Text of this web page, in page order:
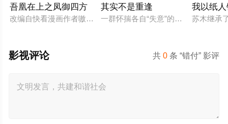
吾凰在上之凤御四方
改编自快看漫画作者嗷小泽的独家连载漫画《吾凰在上》。 现
其实不是重逢
一群怀揣各自“失意”的年轻人，在沿
我以纸
苏木继承
共0 条 “错付” 影评
影视评论